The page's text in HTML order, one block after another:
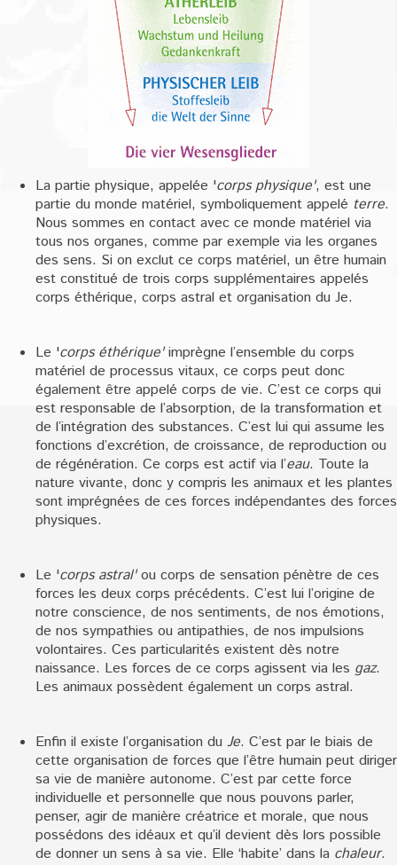
La partie physique, appelée 'corps physique', est une
partie du monde matériel, symboliquement appelé terre.
Nous sommes en contact avec ce monde matériel via
tous nos organes, comme par exemple via les organes
des sens. Si on exclut ce corps matériel, un être humain
est constitué de trois corps supplémentaires appelés
corps éthérique, corps astral et organisation du Je.
Le 'corps éthérique'imprègne l’ensemble du corps
matériel de processus vitaux, ce corps peut donc
également être appelé corps de vie. C’est ce corps qui
est responsable de l’absorption, de la transformation et
de l’intégration des substances. C’est lui qui assume les
fonctions d’excrétion, de croissance, de reproduction ou
de régénération. Ce corps est actif via l’eau. Toute la
nature vivante, donc y compris les animaux et les plantes
sont imprégnées de ces forces indépendantes des forces
physiques.
Le 'corps astral'ou corps de sensation pénètre de ces
forces les deux corps précédents. C’est lui l’origine de
notre conscience, de nos sentiments, de nos émotions,
de nos sympathies ou antipathies, de nos impulsions
volontaires. Ces particularités existent dès notre
naissance. Les forces de ce corps agissent via les gaz.
Les animaux possèdent également un corps astral.
Enfin il existe l’organisation du Je. C’est par le biais de
cette organisation de forces que l’être humain peut diriger
sa vie de manière autonome. C’est par cette force
individuelle et personnelle que nous pouvons parler,
penser, agir de manière créatrice et morale, que nous
possédons des idéaux et qu’il devient dès lors possible
de donner un sens à sa vie. Elle ‘habite’ dans la chaleur.